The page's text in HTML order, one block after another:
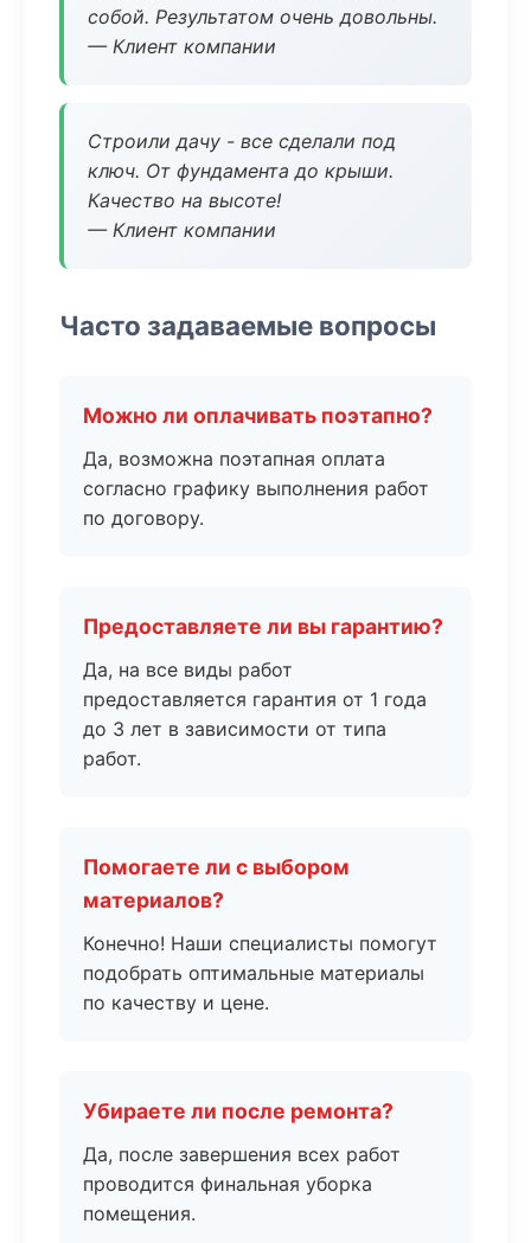
собой. Результатом очень довольны.
— Клиент компании
Строили дачу - все сделали под
ключ. От фундамента до крыши.
Качество на высоте!
— Клиент компании
Часто задаваемые вопросы
Можно ли оплачивать поэтапно?
Да, возможна поэтапная оплата
согласно графику выполнения работ
по договору.
Предоставляете ли вы гарантию?
Да, на все виды работ
предоставляется гарантия от 1 года
до 3 лет в зависимости от типа
работ.
Помогаете ли с выбором
материалов?
Конечно! Наши специалисты помогут
подобрать оптимальные материалы
по качеству и цене.
Убираете ли после ремонта?
Да, после завершения всех работ
проводится финальная уборка
помещения.